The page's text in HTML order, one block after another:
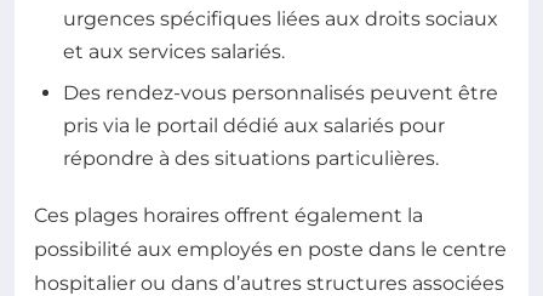
urgences spécifiques liées aux droits sociaux
et aux services salariés.
Des rendez-vous personnalisés peuvent être
pris via le portail dédié aux salariés pour
répondre à des situations particulières.
Ces plages horaires offrent également la
possibilité aux employés en poste dans le centre
hospitalier ou dans d’autres structures associées